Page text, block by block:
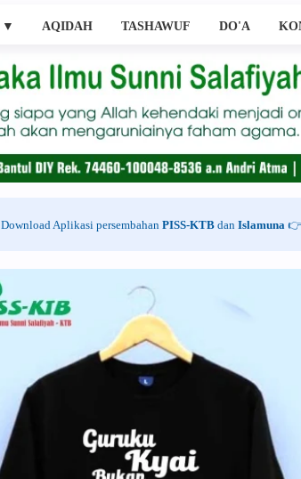
▼ AQIDAH TASHAWUF DO'A
Download Aplikasi persembahan PISS-KTBdan Islamuna 👉